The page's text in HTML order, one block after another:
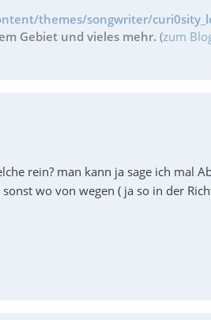
themes/songwriter/
Gebiet und vieles mehr. (zum
rein? man kann ja sage ich mal
wo von wegen ( ja so in der